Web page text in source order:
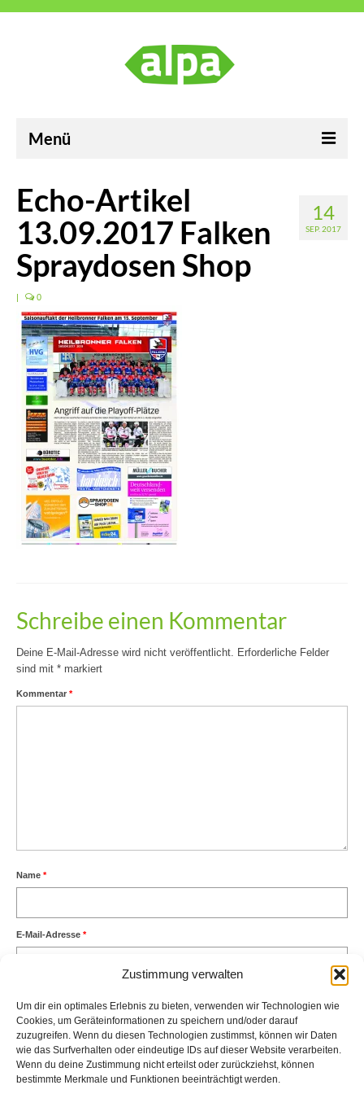
Zustimmung verwalten
Um dir ein optimales Erlebnis zu bieten, verwenden wir Technologien wie
Cookies, um Geräteinformationen zu speichern und/oder darauf
zuzugreifen. Wenn du diesen Technologien zustimmst, können wir Daten
wie das Surfverhalten oder eindeutige IDs auf dieser Website verarbeiten.
Wenn du deine Zustimmung nicht erteilst oder zurückziehst, können
bestimmte Merkmale und Funktionen beeinträchtigt werden.
Menü
Karriere
Neuigkeiten
Kontakt
Impressum
14
SEP. 2017
Echo-Artikel
13.09.2017 Falken
Spraydosen Shop
| 0
Schreibe einen Kommentar
Deine E-Mail-Adresse wird nicht veröffentlicht. Erforderliche Felder
sind mit * markiert
Kommentar *
Name *
E-Mail-Adresse *